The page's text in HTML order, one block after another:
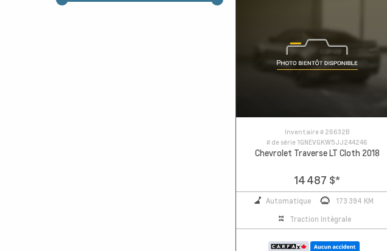
Inventaire # 26632B
# de série 1GNEVGKW5JJ244246
Chevrolet Traverse LT Cloth 2018
14 487 $*
Automatique
173 394 KM
Traction Intégrale